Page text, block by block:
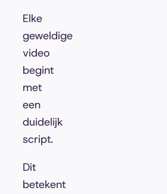
Elke
geweldige
video
begint
met
een
duidelijk
script.
Dit
betekent